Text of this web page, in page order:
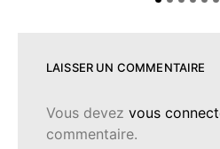
LAISSER UN COMMENTAIRE
Vous devez vous
commentaire.